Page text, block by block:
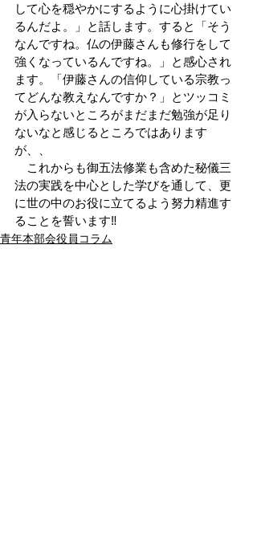
して心を穏やかにするように心掛けてい
るんだよ。」と話します。すると「そう
なんですね。仏の伊藤さんも修行をして
強くなっているんですね。」と感心され
ます。「伊藤さんの信仰している宗教っ
てどんな教えなんですか？」とツッコミ
が入らないところがまだまだ勉強が足り
ないなと感じるところではあります
が、、
これからも御五法修業も含めた秘儀三
法の実践を中心とした学びを通して、更
に世の中のお役に立てるよう努力精進す
ることを誓います‼
青年本部会役員コラム